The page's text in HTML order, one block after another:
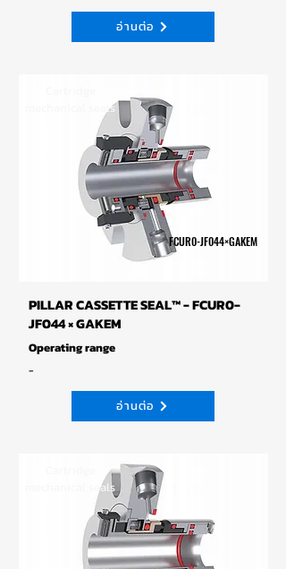
อ่านต่อ
mechanical seals
FCUR0-JF044×GAKEM
PILLAR CASSETTE SEAL™ - FCUR0-
JF044 × GAKEM
Operating range
-
อ่านต่อ
mechanical seals